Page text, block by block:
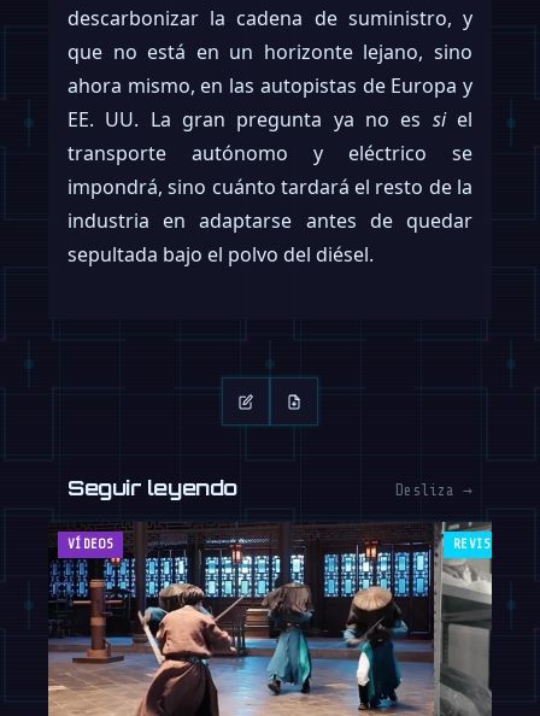
descarbonizar la cadena de suministro, y
que no está en un horizonte lejano, sino
ahora mismo, en las autopistas de Europa y
EE. UU. La gran pregunta ya no es siel
transporte autónomo y eléctrico se
impondrá, sino cuánto tardará el resto de la
industria en adaptarse antes de quedar
sepultada bajo el polvo del diésel.
Seguir leyendo Desliza →
VÍDEOS REVISTA